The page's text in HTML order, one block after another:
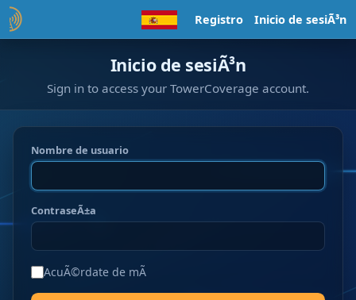
Registro Inicio de sesiÃ³n
Inicio de sesiÃ³n
Sign in to access your TowerCoverage account.
Nombre de usuario
ContraseÃ±a
AcuÃ©rdate de mÃ­